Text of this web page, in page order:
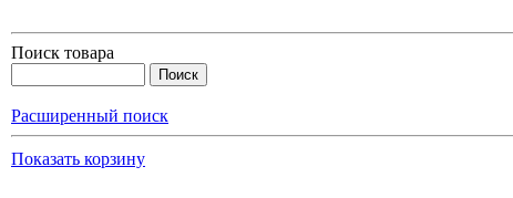
Поиск товара
Расширенный поиск
Показать корзину